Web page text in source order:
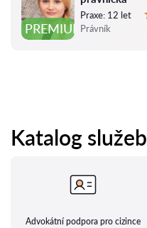
PREMIUM
Praxe: 12 let
Právník
Katalog služeb
Advokátní podpora pro cizince